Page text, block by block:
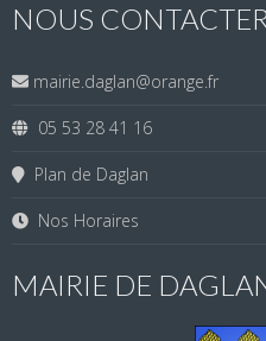
NOUS
mairie.daglan@orange.fr
05 53 28 41 16
Plan de Daglan
Nos Horaires
MAIRIE DE